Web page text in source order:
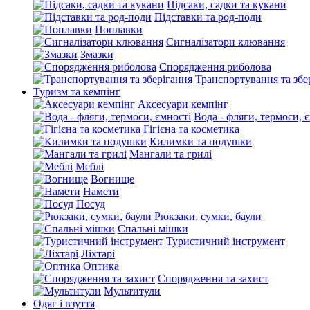
Підсаки, садки та кукани
Підставки та род-поди
Поплавки
Сигналізатори клювання
Змазки
Спорядження риболова
Транспортування та
Туризм та кемпінг
Аксесуари кемпінг
Вода - фляги, термоси,
Гігієна та косметика
Килимки та подушки
Мангали та грилі
Меблі
Вогнище
Намети
Посуд
Рюкзаки, сумки, баули
Спальні мішки
Туристичний інструмент
Ліхтарі
Оптика
Спорядження та захист
Мультитули
Одяг і взуття